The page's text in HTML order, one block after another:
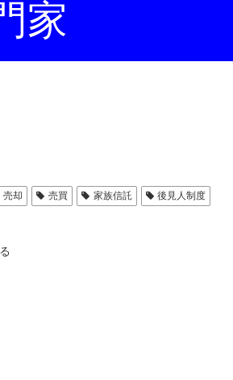
家
売却 売買 家族信託
後見人制度